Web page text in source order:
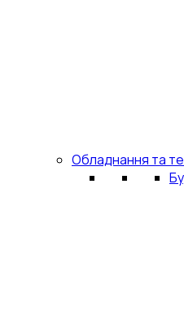
Обладнання та